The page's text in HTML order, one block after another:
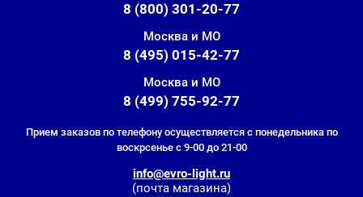
8 (800) 301-20-77
Москва и МО
8 (495) 015-42-77
Москва и МО
8 (499) 755-92-77
Прием заказов по телефону осуществляется с понедельника по
воскрсенье с 9-00 до 21-00
info@evro-light.ru
(почта магазина)